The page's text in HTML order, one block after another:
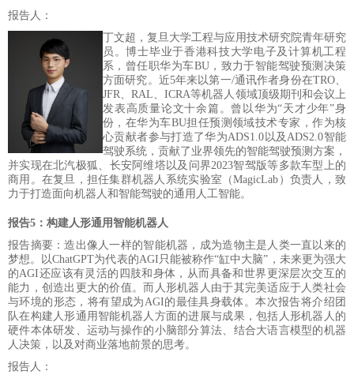
报告人：
丁文超，复旦大学工程与应用技术研究院青年研究
员。博士毕业于香港科技大学电子及计算机工程
系，曾任职华为车BU，致力于智能驾驶预测决策
方面研究。近5年来以第一/通讯作者身份在TRO、
JFR、RAL、ICRA等机器人领域顶级期刊和会议上
发表高质量论文十余篇。曾以华为“天才少年”身
份，在华为车BU担任预测领域技术专家，作为核
心贡献者参与打造了华为ADS1.0以及ADS2.0智能
驾驶系统，贡献了业界领先的智能驾驶预测方案，
并实现在北汽极狐、长安阿维塔以及问界2023智驾版等多款车型上的
商用。在复旦，担任集群机器人系统实验室（MagicLab）负责人，致
力于打造面向机器人和智能驾驶的通用人工智能。
报告5：构建人形通用智能机器人
报告摘要：造出像人一样的智能机器，成为造物主是人类一直以来的
梦想。以ChatGPT为代表的AGI只能被称作“缸中大脑”，未来更为强大
的AGI还应该有灵活的四肢和身体，从而具备和世界更深层次交互的
能力，创造出更大的价值。而人形机器人由于其完美适应于人类社会
与环境的形态，将有望成为AGI的最佳具身载体。本次报告将介绍团
队在构建人形通用智能机器人方面的进展与成果，包括人形机器人的
硬件本体研发、运动与操作的小脑部分算法、结合大语言模型的机器
人决策，以及对商业落地前景的思考。
报告人：